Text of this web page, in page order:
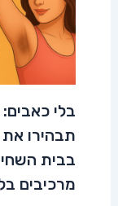
בלי
תבהירו את
מרכיבים